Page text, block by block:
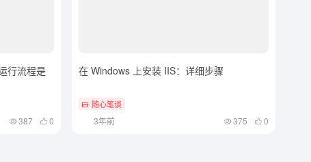
行流程是
387 0
在 Windows 上安装 IIS：详细步骤
随心笔谈
3年前 375 0